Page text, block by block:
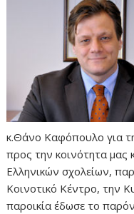
κ.Θάνο Καφόπουλο για
προς την κοινότητα μας
Ελληνικών σχολείων,
Κοινοτικό Κέντρο, την
παροικία έδωσε το